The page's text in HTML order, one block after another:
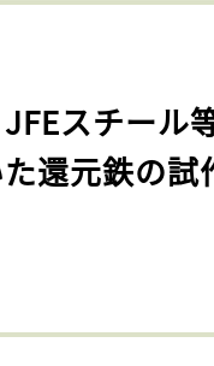
JFEスチール
還元鉄の試